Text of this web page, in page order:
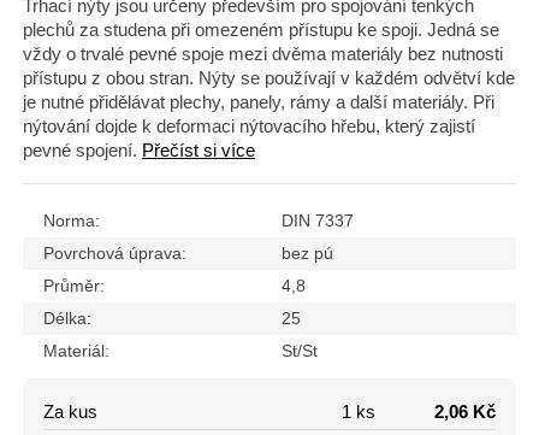
Trhací nýty jsou určeny především pro spojování tenkých
plechů za studena při omezeném přístupu ke spoji. Jedná se
vždy o trvalé pevné spoje mezi dvěma materiály bez nutnosti
přístupu z obou stran. Nýty se používají v každém odvětví kde
je nutné přidělávat plechy, panely, rámy a další materiály. Při
nýtování dojde k deformaci nýtovacího hřebu, který zajistí
pevné spojení. Přečíst si více
Norma:
DIN 7337
Povrchová úprava:
bez pú
Průměr:
4,8
Délka:
25
Materiál:
St/St
Za kus 1 ks
2,06 Kč